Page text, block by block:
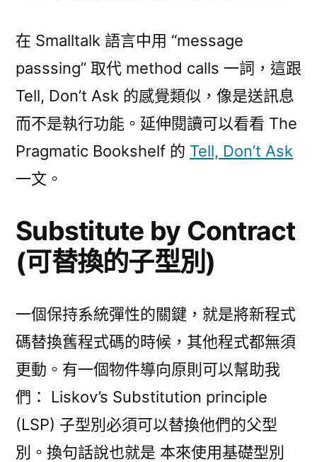
在 Smalltalk 語言中用 “message
passsing” 取代 method calls 一詞，這跟
Tell, Don’t Ask 的感覺類似，像是送訊息
而不是執行功能。延伸閱讀可以看看 The
Pragmatic Bookshelf 的 Tell, Don’t Ask
一文。
Substitute by Contract
(可替換的子型別)
一個保持系統彈性的關鍵，就是將新程式
碼替換舊程式碼的時候，其他程式都無須
更動。有一個物件導向原則可以幫助我
們： Liskov’s Substitution principle
(LSP) 子型別必須可以替換他們的父型
別。換句話說也就是 本來使用基礎型別